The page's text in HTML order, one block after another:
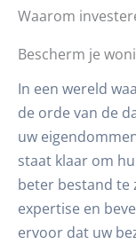
Waarom
Bescherm je
In een wereld
de orde van de
uw
staat klaar om
beter bestand te
expertise en
ervoor dat uw